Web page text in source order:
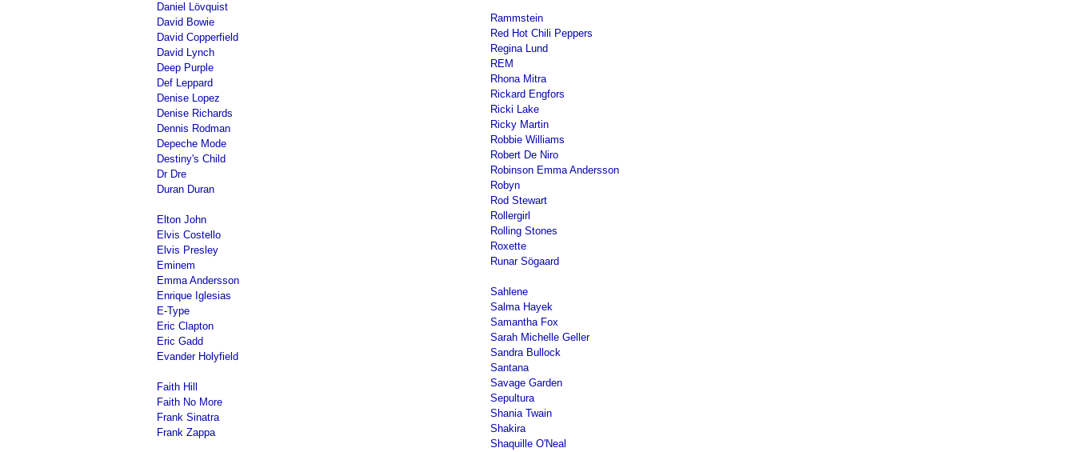
Daniel Lövquist
David Bowie
David Copperfield
David Lynch
Deep Purple
Def Leppard
Denise Lopez
Denise Richards
Dennis Rodman
Depeche Mode
Destiny's Child
Dr Dre
Duran Duran
Elton John
Elvis Costello
Elvis Presley
Eminem
Emma Andersson
Enrique Iglesias
E-Type
Eric Clapton
Eric Gadd
Evander Holyfield
Faith Hill
Faith No More
Frank Sinatra
Frank Zappa
Rammstein
Red Hot Chili Peppers
Regina Lund
REM
Rhona Mitra
Rickard Engfors
Ricki Lake
Ricky Martin
Robbie Williams
Robert De Niro
Robinson Emma Andersson
Robyn
Rod Stewart
Rollergirl
Rolling Stones
Roxette
Runar Sögaard
Sahlene
Salma Hayek
Samantha Fox
Sarah Michelle Geller
Sandra Bullock
Santana
Savage Garden
Sepultura
Shania Twain
Shakira
Shaquille O'Neal